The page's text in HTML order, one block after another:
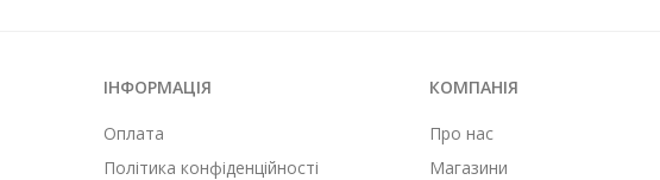
ІНФОРМАЦІЯ
Оплата
Політика конфіденційності
КОМПАНІЯ
Про нас
Магазини